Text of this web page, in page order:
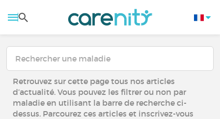
Retrouvez sur cette page tous nos articles
d’actualité. Vous pouvez les filtrer ou non par
maladie en utilisant la barre de recherche ci-
dessus. Parcourez ces articles et inscrivez-vous